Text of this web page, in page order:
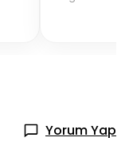
Yorum Yap